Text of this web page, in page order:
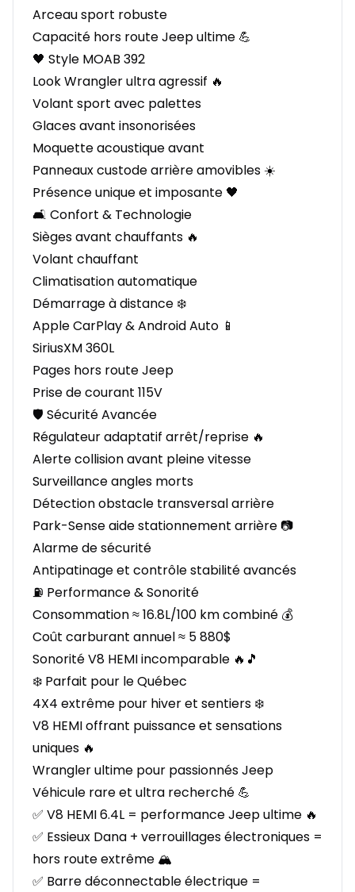
Arceau sport robuste
Capacité hors route Jeep ultime 💪
🖤 Style MOAB 392
Look Wrangler ultra agressif 🔥
Volant sport avec palettes
Glaces avant insonorisées
Moquette acoustique avant
Panneaux custode arrière amovibles ☀️
Présence unique et imposante 🖤
🛋️ Confort & Technologie
Sièges avant chauffants 🔥
Volant chauffant
Climatisation automatique
Démarrage à distance ❄️
Apple CarPlay & Android Auto 📱
SiriusXM 360L
Pages hors route Jeep
Prise de courant 115V
🛡️ Sécurité Avancée
Régulateur adaptatif arrêt/reprise 🔥
Alerte collision avant pleine vitesse
Surveillance angles morts
Détection obstacle transversal arrière
Park-Sense aide stationnement arrière 📷
Alarme de sécurité
Antipatinage et contrôle stabilité avancés
⛽ Performance & Sonorité
Consommation ≈ 16.8L/100 km combiné 💰
Coût carburant annuel ≈ 5 880$
Sonorité V8 HEMI incomparable 🔥🎵
❄️ Parfait pour le Québec
4X4 extrême pour hiver et sentiers ❄️
V8 HEMI offrant puissance et sensations
uniques 🔥
Wrangler ultime pour passionnés Jeep
Véhicule rare et ultra recherché 💪
✅ V8 HEMI 6.4L = performance Jeep ultime 🔥
✅ Essieux Dana + verrouillages électroniques =
hors route extrême 🏔️
✅ Barre déconnectable électrique =